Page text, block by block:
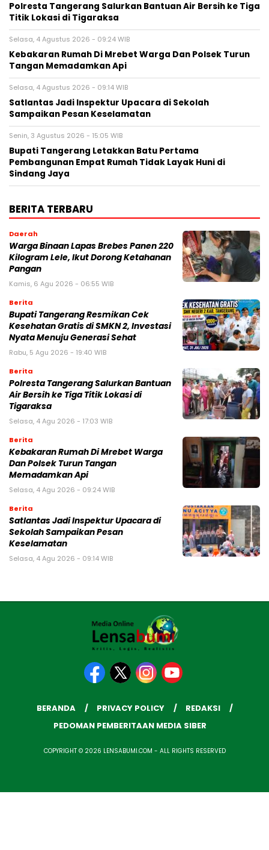
Polresta Tangerang Salurkan Bantuan Air Bersih ke Tiga
Titik Lokasi di Tigaraksa
Selasa, 4 Agustus 2026 - 09:24 WIB
Kebakaran Rumah Di Mrebet Warga Dan Polsek Turun
Tangan Memadamkan Api
Selasa, 4 Agustus 2026 - 09:14 WIB
Satlantas Jadi Inspektur Upacara di Sekolah
Sampaikan Pesan Keselamatan
Senin, 3 Agustus 2026 - 15:05 WIB
Bupati Tangerang Letakkan Batu Pertama
Pembangunan Empat Rumah Tidak Layak Huni di
Sindang Jaya
BERITA TERBARU
Daerah
Warga Binaan Lapas Brebes Panen 220
Kilogram Lele, Ikut Dorong Ketahanan
Pangan
Kamis, 6 Agu 2026 - 06:55 WIB
Berita
‎Bupati Tangerang Resmikan Cek
Kesehatan Gratis di SMKN 2, Investasi
Nyata Menuju Generasi Sehat
Rabu, 5 Agu 2026 - 19:40 WIB
Berita
Polresta Tangerang Salurkan Bantuan
Air Bersih ke Tiga Titik Lokasi di
Tigaraksa
Selasa, 4 Agu 2026 - 17:03 WIB
Berita
Kebakaran Rumah Di Mrebet Warga
Dan Polsek Turun Tangan
Memadamkan Api
Selasa, 4 Agu 2026 - 09:24 WIB
Berita
Satlantas Jadi Inspektur Upacara di
Sekolah Sampaikan Pesan
Keselamatan
Selasa, 4 Agu 2026 - 09:14 WIB
BERANDA PRIVACY POLICY
REDAKSI
PEDOMAN PEMBERITAAN MEDIA SIBER
COPYRIGHT © 2026 LENSABUMI.COM - ALL RIGHTS RESERVED